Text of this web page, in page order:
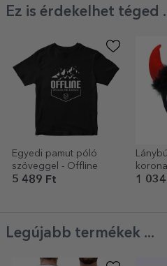
Ez is érdekelhet téged
Egyedi pamut póló
szöveggel - Offline
5 489 Ft 1
Legújabb termékek ...